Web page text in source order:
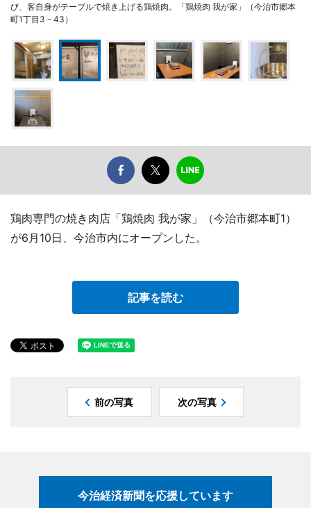
び、客自身がテーブルで焼き上げる鶏焼肉。「鶏焼肉 我が家」（今治市郷本
町1丁目3－43）
鶏肉専門の焼き肉店「鶏焼肉 我が家」（今治市郷本町1）
が6月10日、今治市内にオープンした。
記事を読む
前の写真 次の写真
今治経済新聞を応援しています